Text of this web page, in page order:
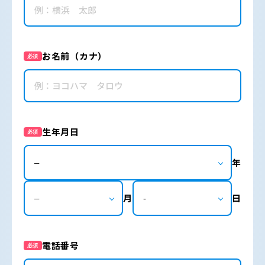
必須 お名前（カナ）
必須 生年月日
年
月 日
必須 電話番号